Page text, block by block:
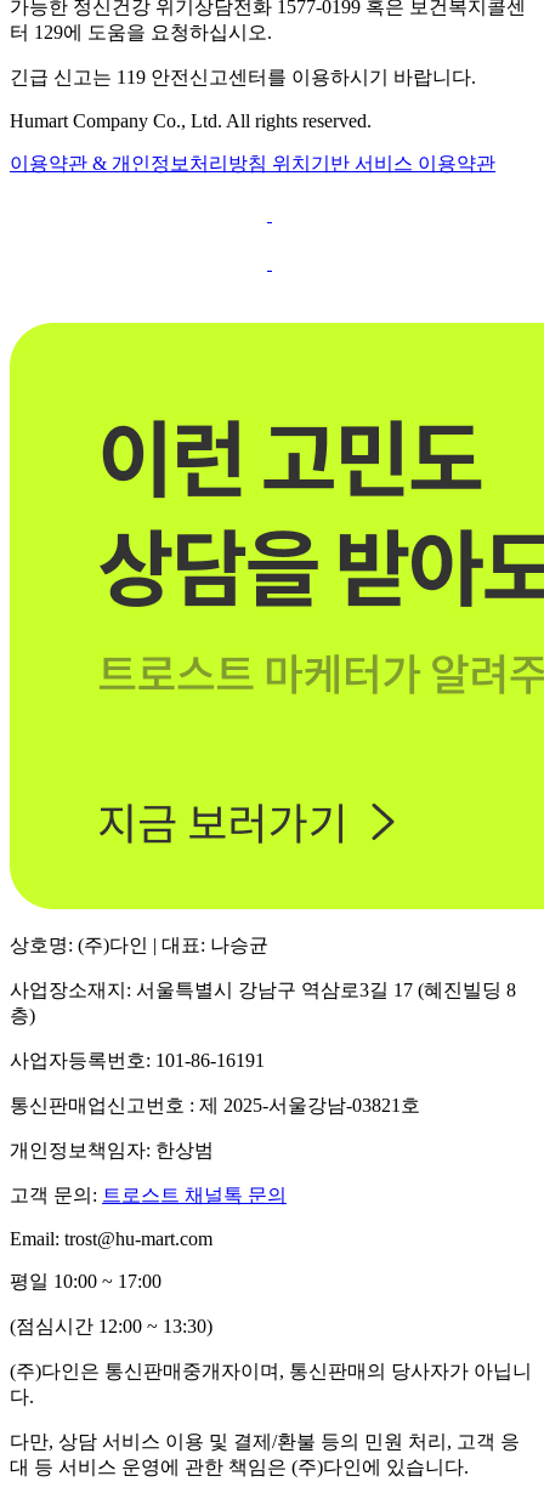
가능한 정신건강 위기상담전화 1577-0199 혹은 보건복지콜센
터 129에 도움을 요청하십시오.
긴급 신고는 119 안전신고센터를 이용하시기 바랍니다.
Humart Company Co., Ltd. All rights reserved.
이용약관 & 개인정보처리방침 위치기반 서비스 이용약관
상호명: (주)다인 | 대표: 나승균
사업장소재지: 서울특별시 강남구 역삼로3길 17 (혜진빌딩 8
층)
사업자등록번호: 101-86-16191
통신판매업신고번호 : 제 2025-서울강남-03821호
개인정보책임자: 한상범
고객 문의: 트로스트 채널톡 문의
Email: trost@hu-mart.com
평일 10:00 ~ 17:00
(점심시간 12:00 ~ 13:30)
(주)다인은 통신판매중개자이며, 통신판매의 당사자가 아닙니
다.
다만, 상담 서비스 이용 및 결제/환불 등의 민원 처리, 고객 응
대 등 서비스 운영에 관한 책임은 (주)다인에 있습니다.